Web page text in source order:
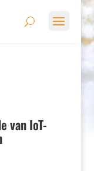
van IoT-